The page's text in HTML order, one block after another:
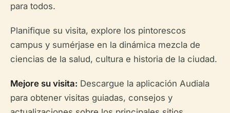
para todos.
Planifique su visita, explore los pintorescos
campus y sumérjase en la dinámica mezcla de
ciencias de la salud, cultura e historia de la ciudad.
Mejore su visita: Descargue la aplicación Audiala
para obtener visitas guiadas, consejos y